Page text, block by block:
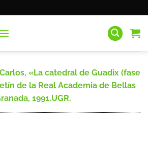
Carlos, «La catedral de Guadix (fase
de la Real Academia de Bellas
1991.UGR.